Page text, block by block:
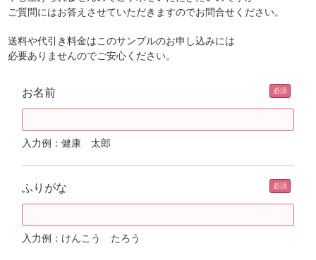
ご質問にはお答えさせていただきますのでお問合せください。
送料や代引き料金はこのサンプルのお申し込みには
必要ありませんのでご安心ください。
お名前
入力例：健康 太郎
ふりがな
入力例：けんこう たろう